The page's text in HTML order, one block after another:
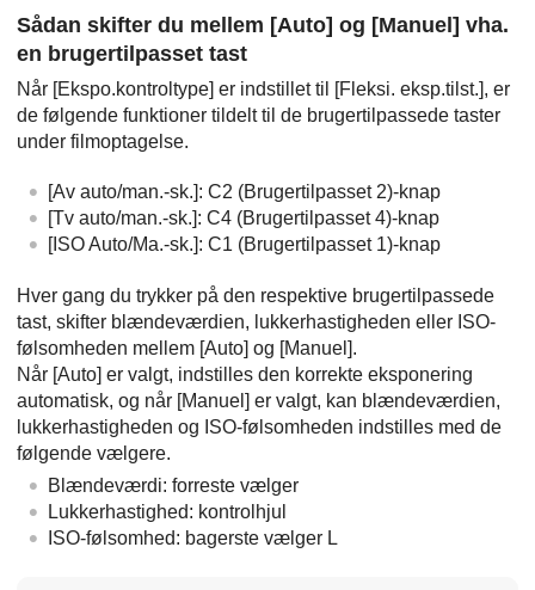
Sådan skifter du mellem [Auto] og [Manuel] vha.
en brugertilpasset tast
Når [Ekspo.kontroltype] er indstillet til [Fleksi. eksp.tilst.], er
de følgende funktioner tildelt til de brugertilpassede taster
under filmoptagelse.
[Av auto/man.-sk.]: C2 (Brugertilpasset 2)-knap
[Tv auto/man.-sk.]: C4 (Brugertilpasset 4)-knap
[ISO Auto/Ma.-sk.]: C1 (Brugertilpasset 1)-knap
Hver gang du trykker på den respektive brugertilpassede
tast, skifter blændeværdien, lukkerhastigheden eller ISO-
følsomheden mellem [Auto] og [Manuel].
Når [Auto] er valgt, indstilles den korrekte eksponering
automatisk, og når [Manuel] er valgt, kan blændeværdien,
lukkerhastigheden og ISO-følsomheden indstilles med de
følgende vælgere.
Blændeværdi: forreste vælger
Lukkerhastighed: kontrolhjul
ISO-følsomhed: bagerste vælger L